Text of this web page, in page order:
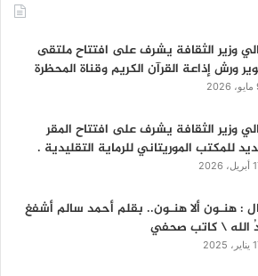
وزير الثقافة يشرف على افتتاح ملتقى
ورش إذاعة القرآن الكريم وقناة المحظرة
وزير الثقافة يشرف على افتتاح المقر
للمكتب الموريتاني للرماية التقليدية .
2026
: هنـون ألا هنـون.. بقلم أحمد سالم أشفغ
الله \ كاتب صحفي
2025